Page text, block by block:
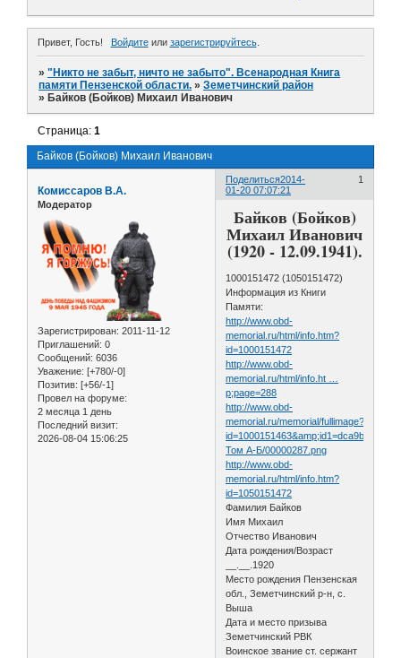
Привет, Гость! Войдитеили зарегистрируйтесь.
»"Никто не забыт, ничто не забыто". Всенародная Книга
памяти Пензенской области. »Земетчинский район
» Байков (Бойков) Михаил Иванович
Байков (Бойков) Михаил Иванович
Страница:1
Поделиться 1
2014-
01-20 07:07:21
Комиссаров В.А.
Модератор
Зарегистрирован: 2011-11-12
Приглашений: 0
Сообщений: 6036
Уважение: [+780/-0]
Позитив: [+56/-1]
Провел на форуме:
2 месяца 1 день
Последний визит:
2026-08-04 15:06:25
Байков (Бойков)
Михаил Иванович
(1920 - 12.09.1941).
1000151472 (1050151472)
Информация из Книги
Памяти:
http://www.obd-
memorial.ru/html/info.htm?
id=1000151472
http://www.obd-
memorial.ru/html/info.ht …
p;page=288
http://www.obd-
memorial.ru/memorial/fullimage?
Том А-Б/00000287.png
http://www.obd-
memorial.ru/html/info.htm?
id=1050151472
Фамилия Байков
Имя Михаил
Отчество Иванович
Дата рождения/Возраст
__.__.1920
Место рождения Пензенская
обл., Земетчинский р-н, с.
Выша
Дата и место призыва
Земетчинский РВК
Воинское звание ст. сержант